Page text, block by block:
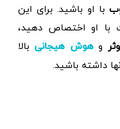
با او باشید. برای این
با او اختصاص دهید،
وهوش هیجانی بالا
داشته باشید.